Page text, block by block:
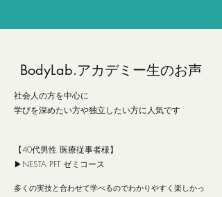
BodyLab.アカデミー生のお声
社会人の方を中心に
学びを深めたい方や独立したい方に人気です
【40代男性 医療従事者様】
▶︎NESTA PFT ゼミコース
多くの実技と合わせて学べるのでわかりやすく楽しかっ